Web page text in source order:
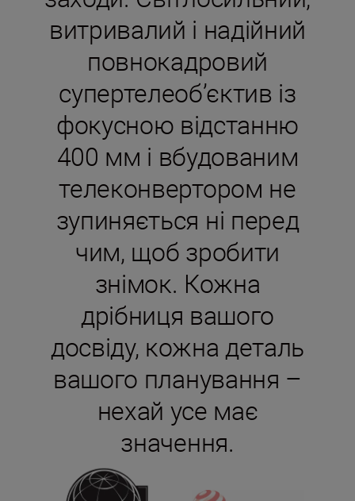
витривалий і надійний
повнокадровий
супертелеоб’єктив із
фокусною відстанню
400 мм і вбудованим
телеконвертором не
зупиняється ні перед
чим, щоб зробити
знімок. Кожна
дрібниця вашого
досвіду, кожна деталь
вашого планування –
нехай усе має
значення.